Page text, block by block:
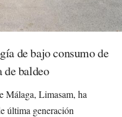
de bajo consumo de
de baldeo
Málaga, Limasam, ha
última generación